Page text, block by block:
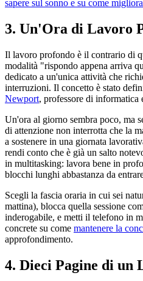
sapere sul sonno e su come
3. Un'Ora di Lavoro
Il lavoro profondo è il contrario di
modalità "rispondo appena arriva
dedicato a un'unica attività che
interruzioni. Il concetto è stato
Newport, professore di informatica
Un'ora al giorno sembra poco, ma
di attenzione non interrotta che la
a sostenere in una giornata
rendi conto che è già un salto
in multitasking: lavora bene in
blocchi lunghi abbastanza da
Scegli la fascia oraria in cui sei
mattina), blocca quella sessione
inderogabile, e metti il telefono in
concrete su come mantenere la
approfondimento.
4. Dieci Pagine di un